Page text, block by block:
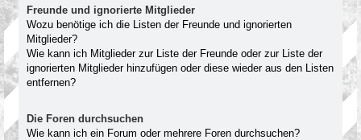
Freunde und ignorierte Mitglieder
Wozu benötige ich die Listen der Freunde und ignorierten
Mitglieder?
Wie kann ich Mitglieder zur Liste der Freunde oder zur Liste der
ignorierten Mitglieder hinzufügen oder diese wieder aus den Listen
entfernen?
Die Foren durchsuchen
Wie kann ich ein Forum oder mehrere Foren durchsuchen?